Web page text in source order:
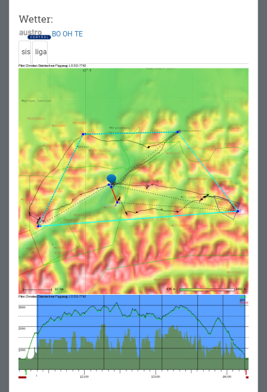
Wetter:
BO OH TE
sis liga